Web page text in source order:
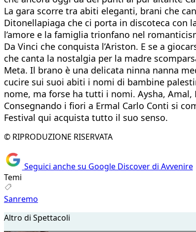
La gara scorre tra abiti eleganti, brani che
Ditonellapiaga che ci porta in discoteca con
l’amore e la famiglia trionfano nel
Da Vinci che conquista l’Ariston. E se a
che canta la nostalgia per la madre
Meta. Il brano è una delicata ninna nanna
cucire sui suoi abiti i nomi di bambine
nome, ma forse ha tutti i nomi. Aysha,
Consegnando i fiori a Ermal Carlo Conti si
Festival qui acquista tutto il suo senso.
© RIPRODUZIONE RISERVATA
Seguici anche su Google Discover di Avvenire
Temi
Sanremo
Altro di Spettacoli